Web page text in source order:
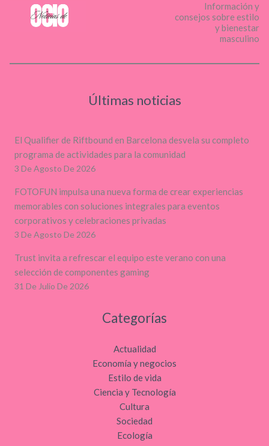
Información y
consejos sobre estilo
y bienestar
masculino
Últimas noticias
El Qualifier de Riftbound en Barcelona desvela su completo
programa de actividades para la comunidad
3 De Agosto De 2026
FOTOFUN impulsa una nueva forma de crear experiencias
memorables con soluciones integrales para eventos
corporativos y celebraciones privadas
3 De Agosto De 2026
Trust invita a refrescar el equipo este verano con una
selección de componentes gaming
31 De Julio De 2026
Categorías
Actualidad
Economía y negocios
Estilo de vida
Ciencia y Tecnología
Cultura
Sociedad
Ecología